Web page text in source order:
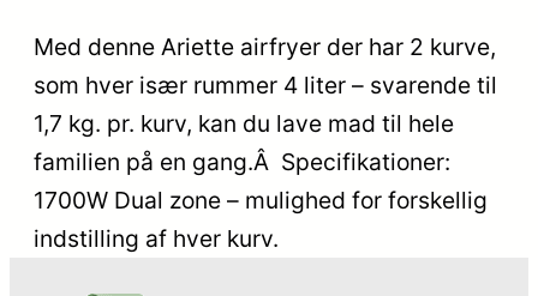
Med denne Ariette airfryer der har 2 kurve,
som hver især rummer 4 liter – svarende til
1,7 kg. pr. kurv, kan du lave mad til hele
familien på en gang.Â Specifikationer:
1700W Dual zone – mulighed for forskellig
indstilling af hver kurv.